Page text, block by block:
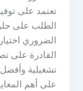
تعتمد على
الطلب على
الضروري
القادرة على
تشغيلية
على أهم